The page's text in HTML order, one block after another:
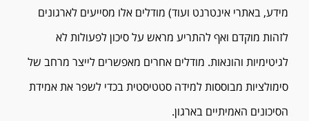
מידע, באתרי אינטרנט ועוד) מודלים אלו מסייעים לארגונים
לזהות מוקדם ואף להתריע מראש על סיכון לפעולות לא
לגיטימיות והונאות. מודלים אחרים מאפשרים לייצר מרחב של
סימולציות מבוססות למידה סטטיסטית בכדי לשפר את אמידת
הסיכונים האמיתיים בארגון.